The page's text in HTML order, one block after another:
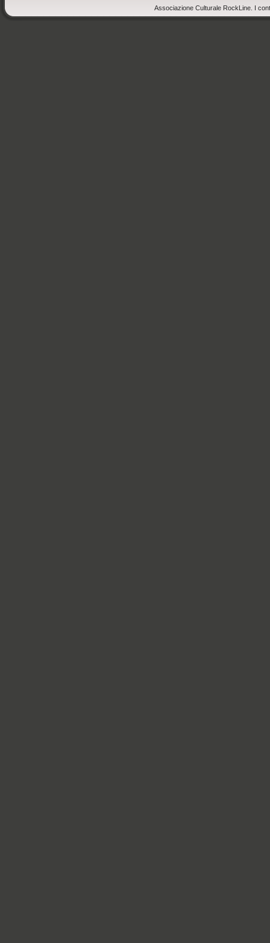
Associazione Culturale RockLine. I